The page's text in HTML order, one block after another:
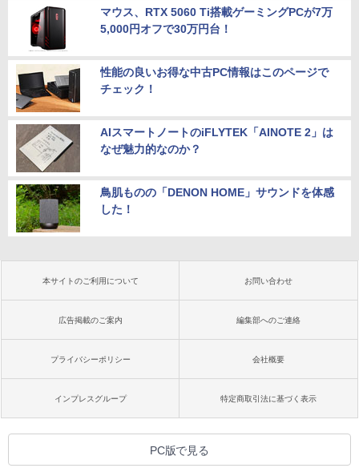
マウス、RTX 5060 Ti搭載ゲーミングPCが7万
5,000円オフで30万円台！
性能の良いお得な中古PC情報はこのページで
チェック！
AIスマートノートのiFLYTEK「AINOTE 2」は
なぜ魅力的なのか？
鳥肌ものの「DENON HOME」サウンドを体感
した！
本サイトのご利用について お問い合わせ
広告掲載のご案内 編集部へのご連絡
プライバシーポリシー 会社概要
インプレスグループ 特定商取引法に基づく表示
PC版で見る